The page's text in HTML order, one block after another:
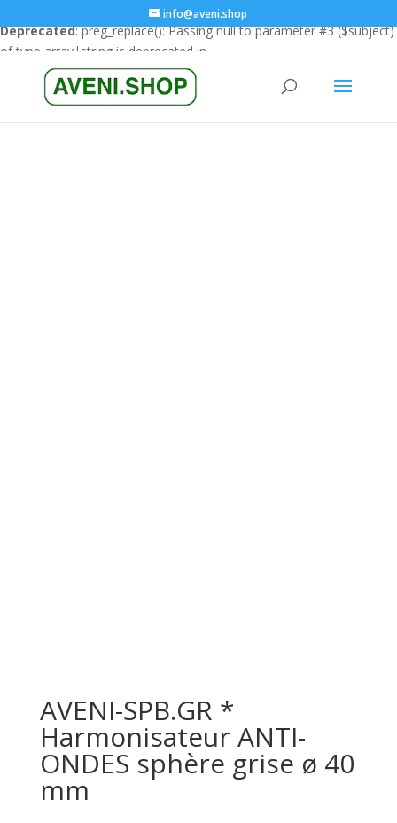
Deprecated: preg_replace(): Passing null to parameter #3 ($subject)
of type array|string is deprecated in
/home/clients/18a3e26666cfbf23e8732e4990151eba/sites/
content/plugins/wordfence/vendor/wordfence/wf-
info@aveni.shop
AVENI-SPB.GR *
Harmonisateur ANTI-
ONDES sphère grise ø 40
mm